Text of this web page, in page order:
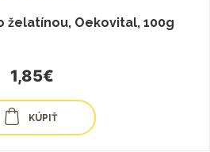
želatínou, Oekovital, 100g
1,85€
KÚPIŤ